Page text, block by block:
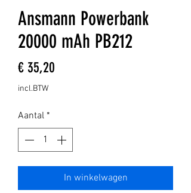
Ansmann Powerbank
20000 mAh PB212
€ 35,20
incl.BTW
Aantal *
In winkelwagen